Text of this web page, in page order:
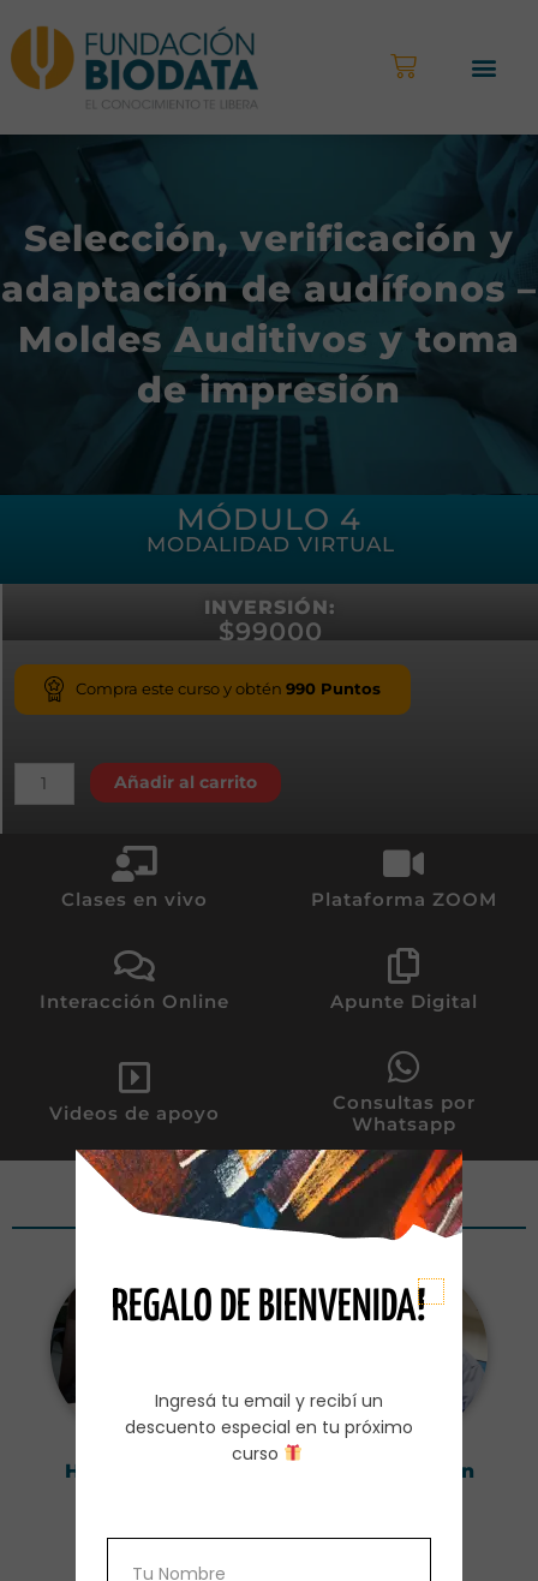
Selección, verificación y
adaptación de audífonos –
Moldes Auditivos y toma
de impresión
MÓDULO 4
MODALIDAD VIRTUAL
INVERSIÓN:
$99000
Compra este curso y obtén 990 Puntos
Añadir al carrito
Clases en vivo Plataforma ZOOM
Interacción Online Apunte Digital
Videos de apoyo
Consultas por
Whatsapp
Dictado por
Heidi Schafer Carlos Herran
REGALO DE BIENVENIDA!
Ingresá tu email y recibí un
descuento especial en tu próximo
curso